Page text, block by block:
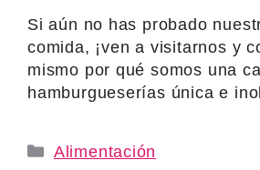
Si aún no has probado
comida, ¡ven a visitarnos y
mismo por qué somos una
hamburgueserías única e
Categories
Alimentación